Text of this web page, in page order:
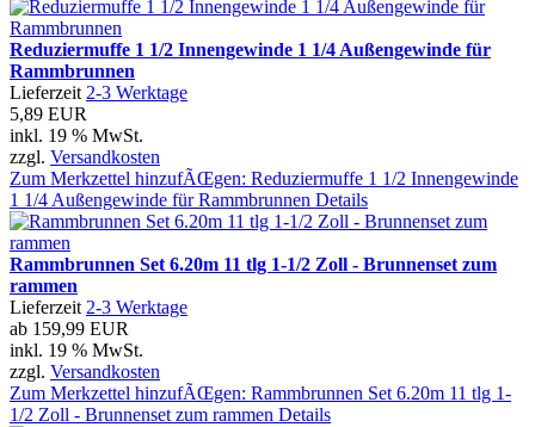
Reduziermuffe 1 1/2 Innengewinde 1 1/4 Außengewinde für
Rammbrunnen
Lieferzeit2-3 Werktage
5,89 EUR
inkl. 19 % MwSt.
zzgl. Versandkosten
Zum Merkzettel hinzufÃŒgen: Reduziermuffe 1 1/2 Innengewinde
1 1/4 Außengewinde für Rammbrunnen Details
Rammbrunnen Set 6.20m 11 tlg 1-1/2 Zoll - Brunnenset zum
rammen
Lieferzeit2-3 Werktage
ab 159,99 EUR
inkl. 19 % MwSt.
zzgl. Versandkosten
Zum Merkzettel hinzufÃŒgen: Rammbrunnen Set 6.20m 11 tlg 1-
1/2 Zoll - Brunnenset zum rammen Details